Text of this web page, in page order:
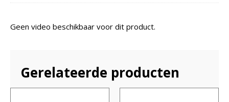
Geen video beschikbaar voor dit product.
Gerelateerde producten